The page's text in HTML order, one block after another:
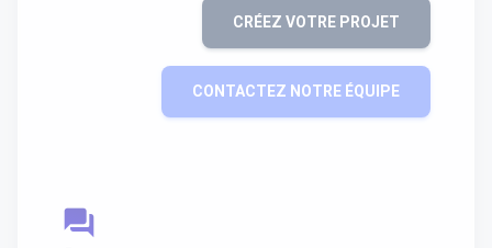
CRÉEZ VOTRE PROJET
CONTACTEZ NOTRE ÉQUIPE
question_answer